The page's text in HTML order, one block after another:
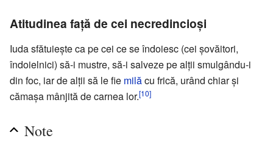
Atitudinea faţă de cei necredincioşi
Iuda sfătuieşte ca pe cei ce se îndoiesc (cei şovăitori,
îndoielnici) să-i mustre, să-i salveze pe alţii smulgându-i
din foc, iar de alţii să le fie milăcu frică, urând chiar şi
cămaşa mânjită de carnea lor.[10]
Note